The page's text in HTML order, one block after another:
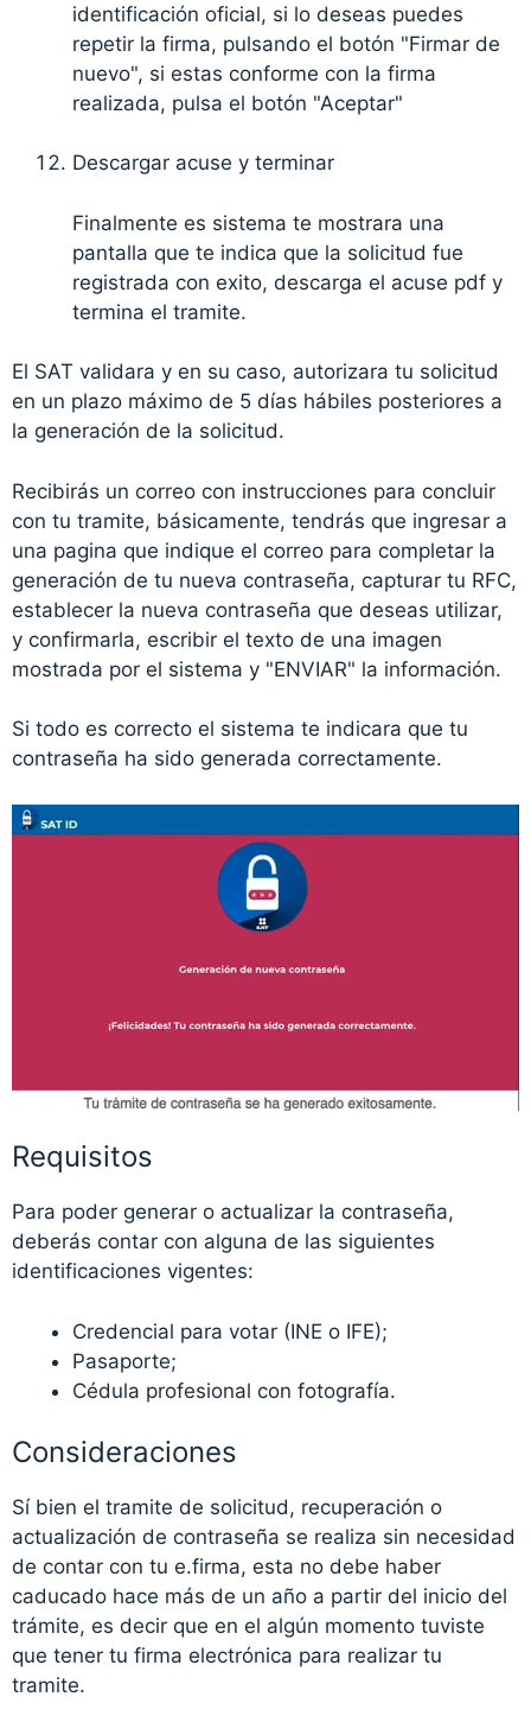
identificación oficial, si lo deseas puedes
repetir la firma, pulsando el botón "Firmar de
nuevo", si estas conforme con la firma
realizada, pulsa el botón "Aceptar"
Descargar acuse y terminar
Finalmente es sistema te mostrara una
pantalla que te indica que la solicitud fue
registrada con exito, descarga el acuse pdf y
termina el tramite.
El SAT validara y en su caso, autorizara tu solicitud
en un plazo máximo de 5 días hábiles posteriores a
la generación de la solicitud.
Recibirás un correo con instrucciones para concluir
con tu tramite, básicamente, tendrás que ingresar a
una pagina que indique el correo para completar la
generación de tu nueva contraseña, capturar tu RFC,
establecer la nueva contraseña que deseas utilizar,
y confirmarla, escribir el texto de una imagen
mostrada por el sistema y "ENVIAR" la información.
Si todo es correcto el sistema te indicara que tu
contraseña ha sido generada correctamente.
Requisitos
Para poder generar o actualizar la contraseña,
deberás contar con alguna de las siguientes
identificaciones vigentes:
Credencial para votar (INE o IFE);
Pasaporte;
Cédula profesional con fotografía.
Consideraciones
Sí bien el tramite de solicitud, recuperación o
actualización de contraseña se realiza sin necesidad
de contar con tu e.firma, esta no debe haber
caducado hace más de un año a partir del inicio del
trámite, es decir que en el algún momento tuviste
que tener tu firma electrónica para realizar tu
tramite.